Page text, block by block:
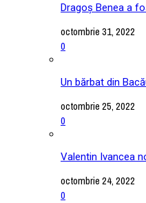
Dragoș Benea a
octombrie 31, 2022
0
Un bărbat din
octombrie 25, 2022
0
Valentin Ivancea
octombrie 24, 2022
0